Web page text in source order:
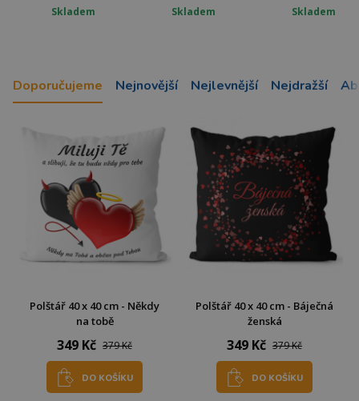
Skladem
Skladem
Skladem
Doporučujeme Nejnovější Nejlevnější Nejdražší
Polštář 40 x 40 cm - Někdy
na tobě
349 Kč 379 Kč
DO KOŠÍKU
Polštář 40 x 40 cm - Báječná
ženská
349 Kč 379 Kč
DO KOŠÍKU